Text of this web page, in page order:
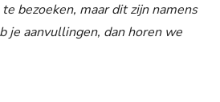
bezoeken, maar dit zijn namens
je aanvullingen, dan horen we